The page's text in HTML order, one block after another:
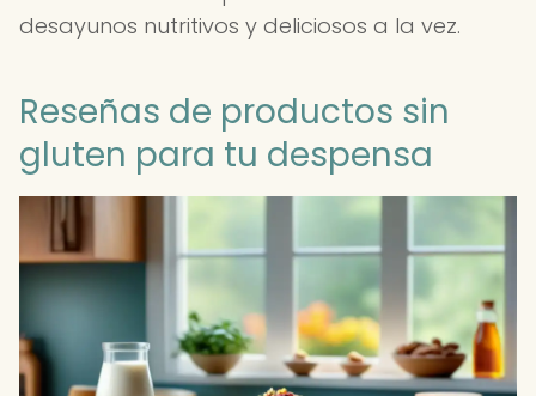
desayunos nutritivos y deliciosos a la vez.
Reseñas de productos sin
gluten para tu despensa